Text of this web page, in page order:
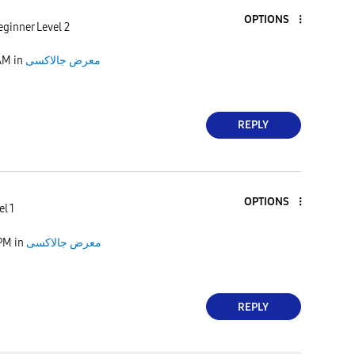
Level 2
OPTIONS
in معرض جالاكسى
REPLY
1
OPTIONS
in معرض جالاكسى
REPLY